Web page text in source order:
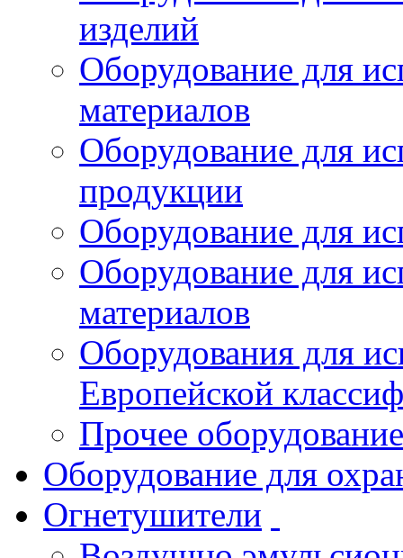
изделий
Оборудование для
материалов
Оборудование для
продукции
Оборудование для
Оборудование для
материалов
Оборудования для
Европейской
Прочее оборудование
Оборудование для
Огнетушители